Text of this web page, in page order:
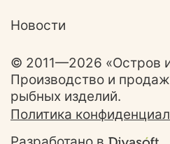
© 2011—2026 «Остров
Производство и
рыбных изделий.
Политика
Новости